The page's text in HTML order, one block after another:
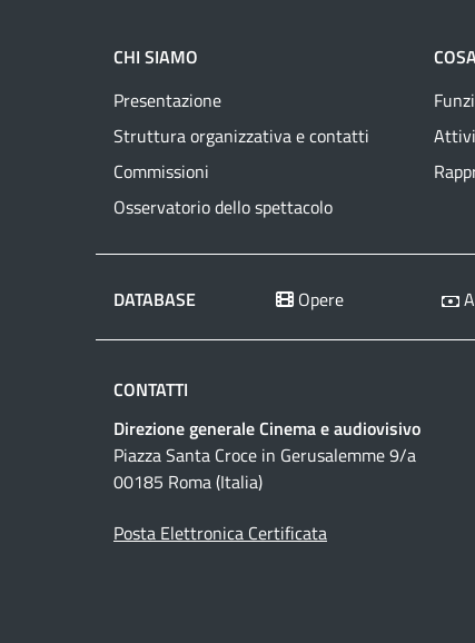
CHI SIAMO
Presentazione
Struttura organizzativa e contatti
Commissioni
Osservatorio dello spettacolo
DATABASE Opere
CONTATTI
Direzione generale Cinema e audiovisivo
Piazza Santa Croce in Gerusalemme 9/a
00185 Roma (Italia)
Posta Elettronica Certificata